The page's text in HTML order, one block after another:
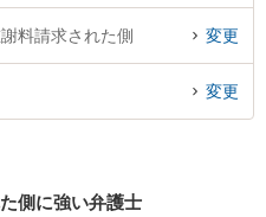
料請求された側 変更
変更
側に強い弁護士